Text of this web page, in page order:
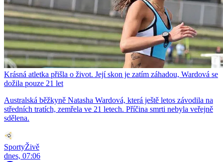
Krásná atletka přišla o život. Její skon je zatím záhadou, Wardová se
dožila pouze 21 let
Australská běžkyně Natasha Wardová, která ještě letos závodila na
středních tratích, zemřela ve 21 letech. Příčina smrti nebyla veřejně
sdělena.
SportyŽivě
dnes, 07:06